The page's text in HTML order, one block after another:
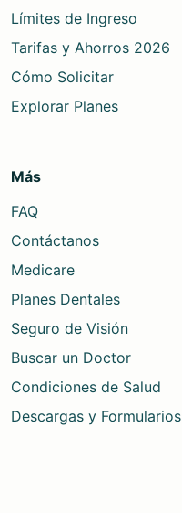
Límites de Ingreso
Tarifas y Ahorros 2026
Cómo Solicitar
Explorar Planes
Más
FAQ
Contáctanos
Medicare
Planes Dentales
Seguro de Visión
Buscar un Doctor
Condiciones de Salud
Descargas y Formularios